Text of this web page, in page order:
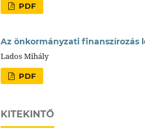
PDF
Az önkormányzati finanszírozás
Lados Mihály
PDF
KITEKINTŐ